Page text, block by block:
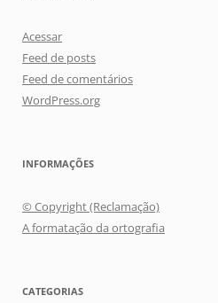
Acessar
Feed de posts
Feed de comentários
WordPress.org
INFORMAÇÕES
© Copyright (Reclamação)
A formatação da ortografia
CATEGORIAS